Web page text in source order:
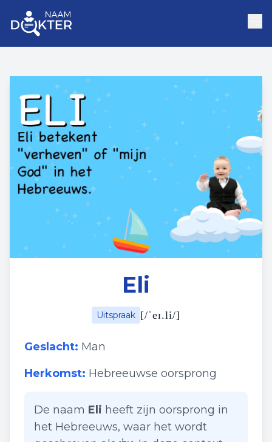
Eli
Uitspraak [/ˈeɪ.li/]
Geslacht: Man
Herkomst: Hebreeuwse oorsprong
De naam Eli heeft zijn oorsprong in
het Hebreeuws, waar het wordt